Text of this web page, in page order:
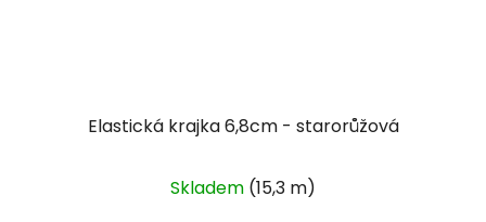
Elastická krajka 6,8cm - starorůžová
Skladem (15,3 m)